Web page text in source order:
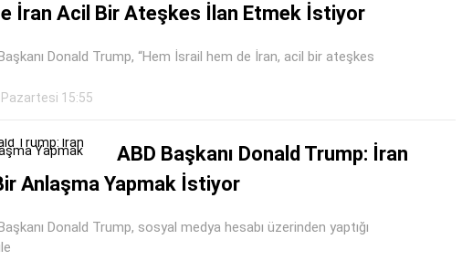
İran Acil Bir Ateşkes İlan Etmek İstiyor
Donald Trump, “Hem İsrail hem de İran, acil bir ateşkes
15:55
ABD Başkanı Donald Trump: İran
Anlaşma Yapmak İstiyor
Donald Trump, sosyal medya hesabı üzerinden yaptığı